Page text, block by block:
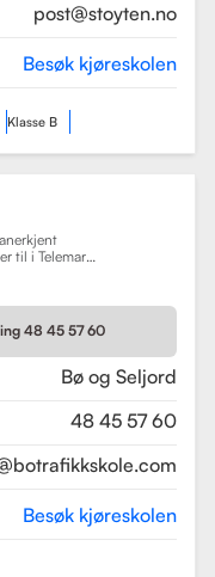
post@stoyten.no
Besøk kjøreskolen
Klasse B
til i Telemark,
for
og BE, samt
førstehjelp
48 45 57 60
Bø og Seljord
48 45 57 60
Besøk kjøreskolen